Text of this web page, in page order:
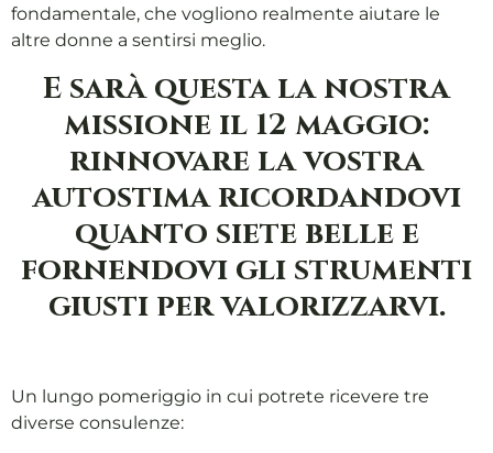
fondamentale, che vogliono realmente aiutare le
altre donne a sentirsi meglio.
E sarà questa la nostra
missione il 12 maggio:
rinnovare la vostra
autostima ricordandovi
quanto siete belle e
fornendovi gli strumenti
giusti per valorizzarvi.
Un lungo pomeriggio in cui potrete ricevere tre
diverse consulenze: